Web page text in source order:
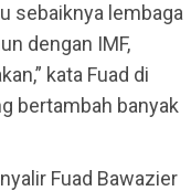
sebaiknya lembaga
dengan IMF,
kata Fuad di
bertambah banyak
Fuad Bawazier